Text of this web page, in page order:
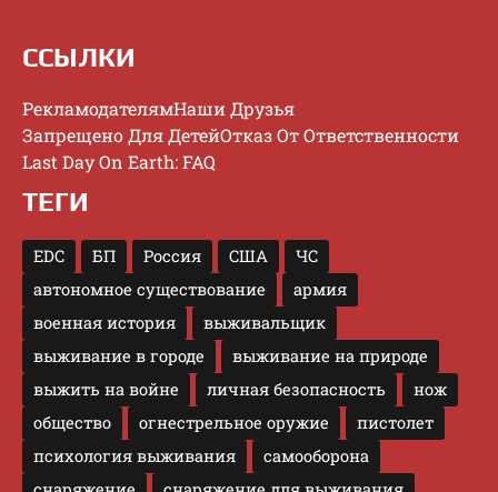
ССЫЛКИ
РекламодателямНаши Друзья
Запрещено Для ДетейОтказ От Ответственности
Last Day On Earth: FAQ
ТЕГИ
EDC БП Россия США
ЧС
автономное существование
армия
военная история
выживальщик
выживание в городе
выживание на природе
выжить на войне
личная безопасность
нож
общество
огнестрельное оружие
пистолет
психология выживания
самооборона